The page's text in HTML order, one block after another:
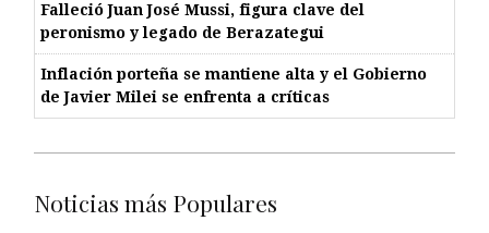
Falleció Juan José Mussi, figura clave del
peronismo y legado de Berazategui
Inflación porteña se mantiene alta y el Gobierno
de Javier Milei se enfrenta a críticas
Noticias más Populares